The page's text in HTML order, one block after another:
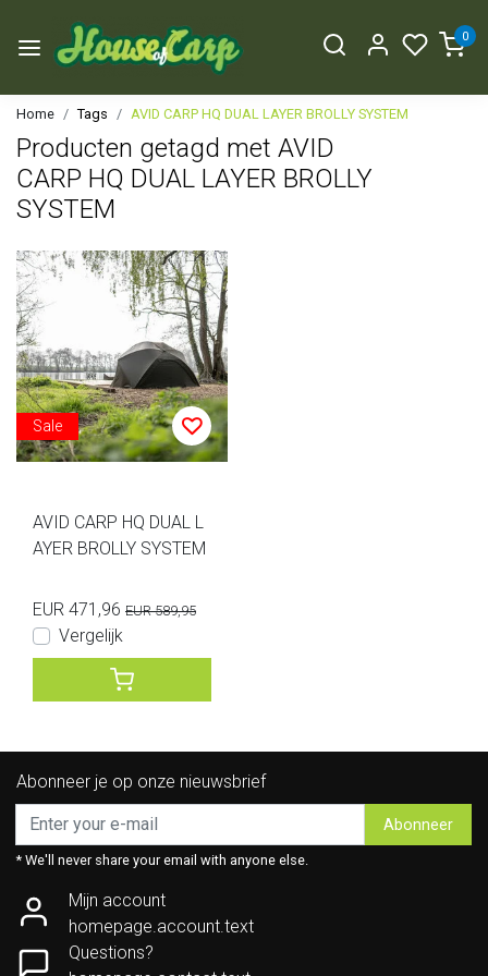
0
Home Tags AVID CARP HQ DUAL LAYER BROLLY SYSTEM
Producten getagd met AVID
CARP HQ DUAL LAYER BROLLY
SYSTEM
Sale
AVID CARP HQ DUAL L
AYER BROLLY SYSTEM
EUR 471,96 EUR 589,95
Vergelijk
Abonneer je op onze nieuwsbrief
Abonneer
* We'll never share your email with anyone else.
Mijn account
homepage.account.text
Questions?